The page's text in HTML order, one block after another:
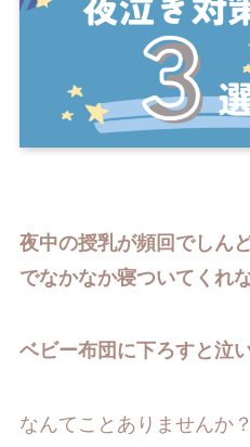
夜中の授乳が頻回でしん
でなかなか寝ついてくれ
ベビー布団に下ろすと泣
なんてことありませんか？